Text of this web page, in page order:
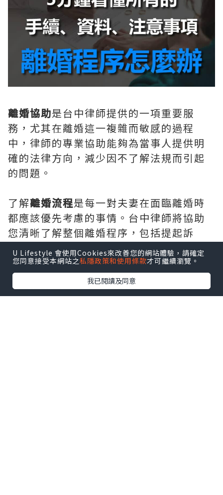
離婚協助是台中律師提供的一項重要服
務，尤其在離婚這一複雜而敏感的過程
中，律師的專業協助能夠為當事人提供明
確的法律方向，減少因不了解法規而引起
的問題。
了解離婚流程是每一對夫妻在面臨離婚時
都應該優先考慮的事情。台中律師將協助
您清晰了解整個離婚程序，包括提起訴
訟、調解、裁定等各個環節，確保您能夠
在法律框架下合理行動。
在離婚注意事項中，特別需要關注的是子
U Lifestyle 會使用Cookies來改善您的網站體驗，請確定
您同意接受本網站之私隱政策和使用條款才可繼續瀏覽。
我已閱讀及同意